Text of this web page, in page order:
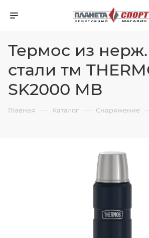
Термос из нерж.
стали тм
SK2000 MB
Главная — Каталог — Снаряжение